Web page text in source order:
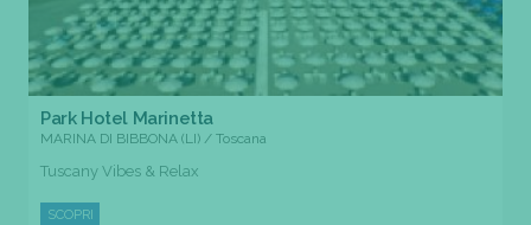
Park Hotel Marinetta
MARINA DI BIBBONA (LI) / Toscana
Tuscany Vibes & Relax
SCOPRI